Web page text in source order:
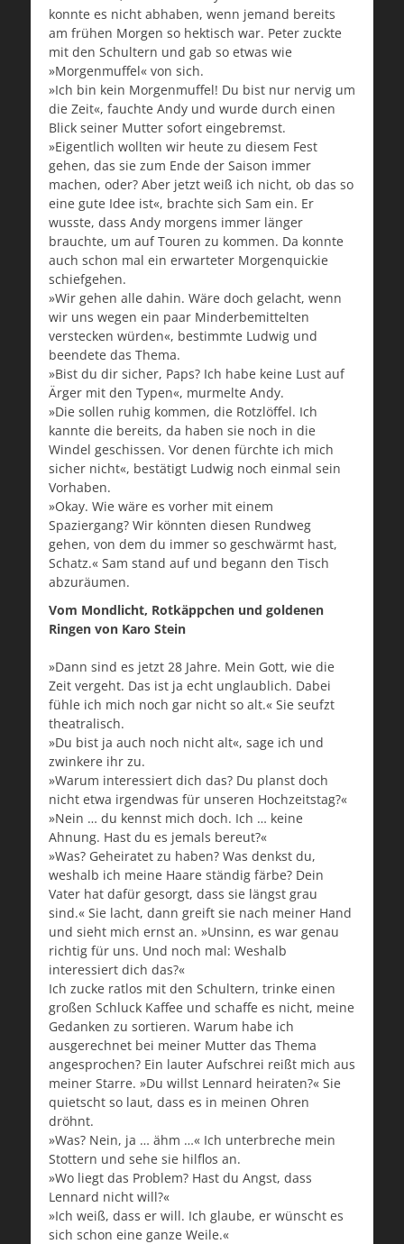
konnte es nicht abhaben, wenn jemand bereits
am frühen Morgen so hektisch war. Peter zuckte
mit den Schultern und gab so etwas wie
»Morgenmuffel« von sich.
»Ich bin kein Morgenmuffel! Du bist nur nervig um
die Zeit«, fauchte Andy und wurde durch einen
Blick seiner Mutter sofort eingebremst.
»Eigentlich wollten wir heute zu diesem Fest
gehen, das sie zum Ende der Saison immer
machen, oder? Aber jetzt weiß ich nicht, ob das so
eine gute Idee ist«, brachte sich Sam ein. Er
wusste, dass Andy morgens immer länger
brauchte, um auf Touren zu kommen. Da konnte
auch schon mal ein erwarteter Morgenquickie
schiefgehen.
»Wir gehen alle dahin. Wäre doch gelacht, wenn
wir uns wegen ein paar Minderbemittelten
verstecken würden«, bestimmte Ludwig und
beendete das Thema.
»Bist du dir sicher, Paps? Ich habe keine Lust auf
Ärger mit den Typen«, murmelte Andy.
»Die sollen ruhig kommen, die Rotzlöffel. Ich
kannte die bereits, da haben sie noch in die
Windel geschissen. Vor denen fürchte ich mich
sicher nicht«, bestätigt Ludwig noch einmal sein
Vorhaben.
»Okay. Wie wäre es vorher mit einem
Spaziergang? Wir könnten diesen Rundweg
gehen, von dem du immer so geschwärmt hast,
Schatz.« Sam stand auf und begann den Tisch
abzuräumen.
Vom Mondlicht, Rotkäppchen und goldenen
Ringen von Karo Stein
»Dann sind es jetzt 28 Jahre. Mein Gott, wie die
Zeit vergeht. Das ist ja echt unglaublich. Dabei
fühle ich mich noch gar nicht so alt.« Sie seufzt
theatralisch.
»Du bist ja auch noch nicht alt«, sage ich und
zwinkere ihr zu.
»Warum interessiert dich das? Du planst doch
nicht etwa irgendwas für unseren Hochzeitstag?«
»Nein … du kennst mich doch. Ich … keine
Ahnung. Hast du es jemals bereut?«
»Was? Geheiratet zu haben? Was denkst du,
weshalb ich meine Haare ständig färbe? Dein
Vater hat dafür gesorgt, dass sie längst grau
sind.« Sie lacht, dann greift sie nach meiner Hand
und sieht mich ernst an. »Unsinn, es war genau
richtig für uns. Und noch mal: Weshalb
interessiert dich das?«
Ich zucke ratlos mit den Schultern, trinke einen
großen Schluck Kaffee und schaffe es nicht, meine
Gedanken zu sortieren. Warum habe ich
ausgerechnet bei meiner Mutter das Thema
angesprochen? Ein lauter Aufschrei reißt mich aus
meiner Starre. »Du willst Lennard heiraten?« Sie
quietscht so laut, dass es in meinen Ohren
dröhnt.
»Was? Nein, ja … ähm …« Ich unterbreche mein
Stottern und sehe sie hilflos an.
»Wo liegt das Problem? Hast du Angst, dass
Lennard nicht will?«
»Ich weiß, dass er will. Ich glaube, er wünscht es
sich schon eine ganze Weile.«